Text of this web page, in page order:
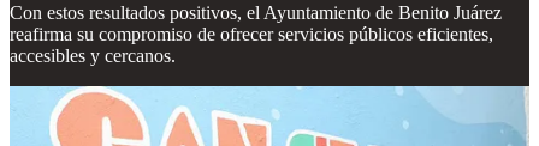
Con estos resultados positivos, el Ayuntamiento de Benito Juárez
reafirma su compromiso de ofrecer servicios públicos eficientes,
accesibles y cercanos.